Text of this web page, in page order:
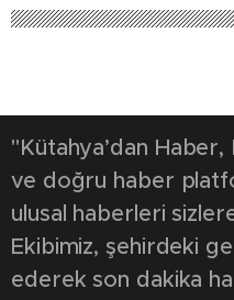
"Kütahya’dan Haber,
ve doğru haber
ulusal haberleri
Ekibimiz, şehirdeki
ederek son dakika